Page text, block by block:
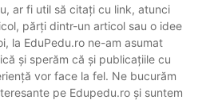
ar fi util să citați cu link, atunci
părți dintr-un articol sau o idee
la EduPedu.ro ne-am asumat
și sperăm că și publicațiile cu
vor face la fel. Ne bucurăm
pe Edupedu.ro și suntem